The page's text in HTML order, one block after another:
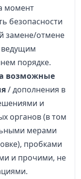
момент
безопасности
замене/отмене
ведущим
порядке.
возможные
/ дополнения в
и
органов (в том
мерами
пробками
и прочими, не